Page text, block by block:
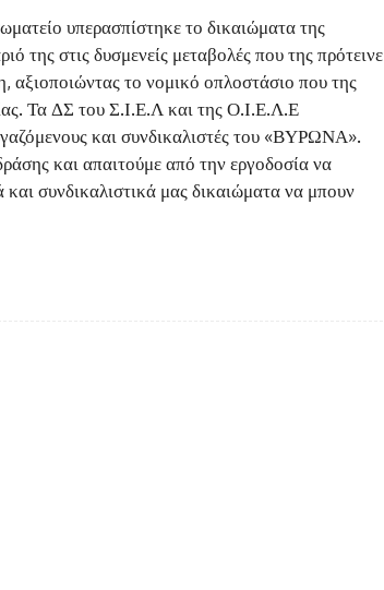
υπερασπίστηκε το δικαιώματα της
της στις δυσμενείς μεταβολές που της πρότεινε
το νομικό οπλοστάσιο που της
Τα ΔΣ του Σ.Ι.Ε.Λ και της Ο.Ι.Ε.Λ.Ε
και συνδικαλιστές του «ΒΥΡΩΝΑ».
και απαιτούμε από την εργοδοσία να
συνδικαλιστικά μας δικαιώματα να μπουν